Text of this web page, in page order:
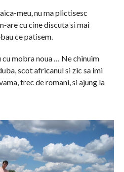
meu, nu ma plictisesc
are cu cine discuta si mai
ce patisem.
mobra noua … Ne chinuim
scot africanul si zic sa imi
trec de romani, si ajung la